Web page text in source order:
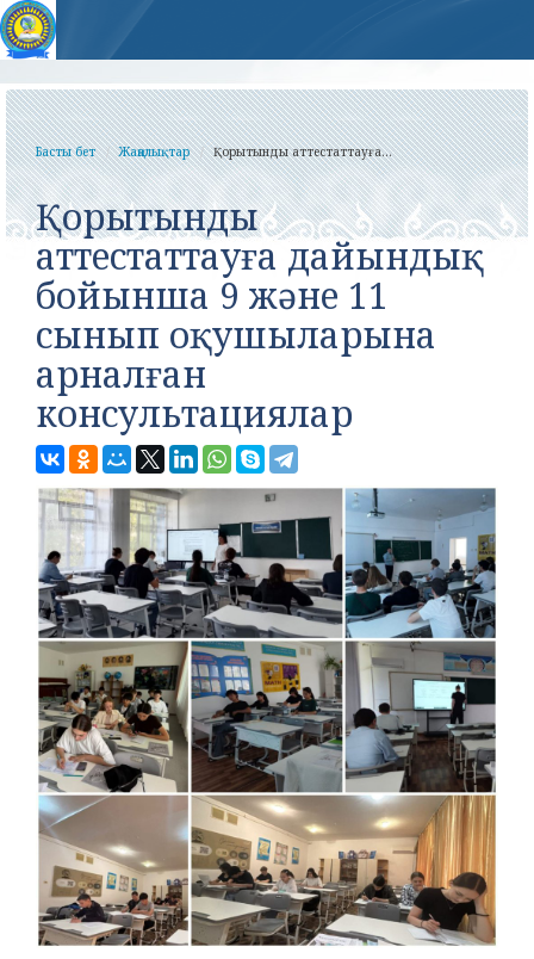
Басты бет Жаңалықтар Қорытынды аттестаттауға...
Қорытынды
аттестаттауға дайындық
бойынша 9 және 11
сынып оқушыларына
арналған
консультациялар